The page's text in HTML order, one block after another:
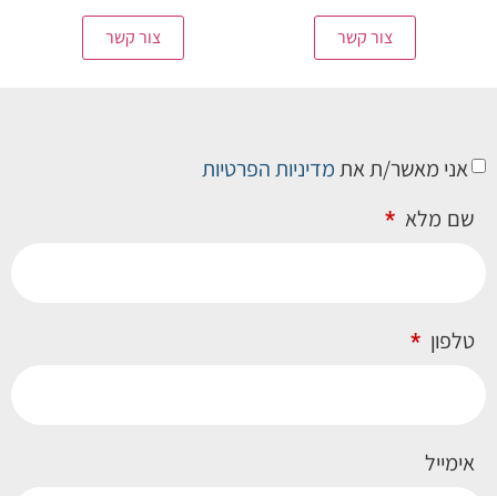
צור קשר צור קשר
אני מאשר/ת אתמדיניות הפרטיות
שם מלא
טלפון
אימייל